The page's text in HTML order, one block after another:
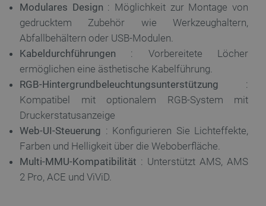
Modulares Design : Möglichkeit zur Montage von
gedrucktem Zubehör wie Werkzeughaltern,
Abfallbehältern oder USB-Modulen.
Kabeldurchführungen : Vorbereitete Löcher
ermöglichen eine ästhetische Kabelführung.
RGB-Hintergrundbeleuchtungsunterstützung :
Kompatibel mit optionalem RGB-System mit
Druckerstatusanzeige
Web-UI-Steuerung : Konfigurieren Sie Lichteffekte,
Farben und Helligkeit über die Weboberfläche.
Multi-MMU-Kompatibilität : Unterstützt AMS, AMS
2 Pro, ACE und ViViD.
Unbedingt erforderlich Performance
Targeting Funktionalität
Unbedingt erforderliche Cookies ermöglichen
wesentliche Kernfunktionen der Website wie die
Benutzeranmeldung und die Kontoverwaltung. Ohne
Website nicht ordnungsgemäß verwendet werden.
Name
Anbieter/
Domäne
VISITOR_PRIVACY_METADATA
YouTube